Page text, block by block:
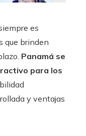
es
que brinden
Panamá se
para los
y ventajas